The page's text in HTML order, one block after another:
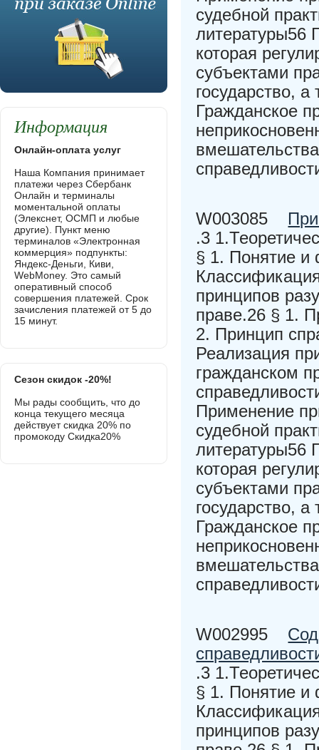
судебной
литературы56
которая
субъектами
государство,
Гражданское
W003085
.3
§ 1. Понятие и
принципов
праве.26 § 1.
2. Принцип
Реализация
гражданском
Применение
судебной
литературы56
которая
субъектами
государство,
Гражданское
W002995
.3
§ 1. Понятие и
принципов
Информация
Онлайн-оплата услуг
Наша Компания принимает
платежи через Сбербанк
Онлайн и терминалы
моментальной оплаты
(Элекснет, ОСМП и любые
другие). Пункт меню
терминалов «Электронная
коммерция» подпункты:
Яндекс-Деньги, Киви,
WebMoney. Это самый
оперативный способ
совершения платежей. Срок
зачисления платежей от 5 до
15 минут.
Сезон скидок -20%!
Мы рады сообщить, что до
конца текущего месяца
действует скидка 20% по
промокоду Скидка20%